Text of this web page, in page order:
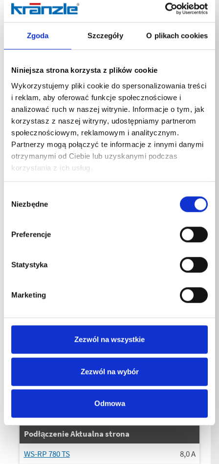
Zgoda Szczegóły O plikach cookies
Niniejsza strona korzysta z plików cookie
Wykorzystujemy pliki cookie do spersonalizowania treści
i reklam, aby oferować funkcje społecznościowe i
analizować ruch w naszej witrynie. Informacje o tym, jak
korzystasz z naszej witryny, udostępniamy partnerom
społecznościowym, reklamowym i analitycznym.
Partnerzy mogą połączyć te informacje z innymi danymi
otrzymanymi od Ciebie lub uzyskanymi podczas
korzystania z ich usług.
zgody
Niezbędne
Preferencje
Statystyka
Marketing
Zezwól na wszystkie
Zezwól na wybór
Odmowa
Podłączenie Faza
WS-RP 780 TS
WS-RP 900 TS
3~
WSC-RP 900 TS
WS-RP 1000 TS
3~
WS-RP 1200 TS
3~
WS-RP 1400 TS
WS-RP 1600 TS
3~
WSC-RP 780 TS
50Hz
50Hz
WS-RP 1000 TS
50Hz
WS-RP 1600 TS
50Hz
Podłączenie Aktualna strona
WS-RP 780 TS
8,0A